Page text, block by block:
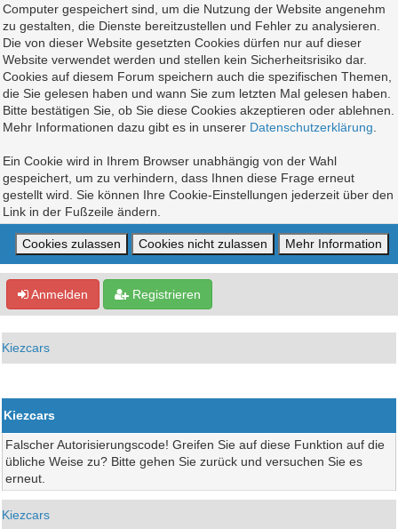
Computer gespeichert sind, um die Nutzung der Website angenehm
zu gestalten, die Dienste bereitzustellen und Fehler zu analysieren.
Die von dieser Website gesetzten Cookies dürfen nur auf dieser
Website verwendet werden und stellen kein Sicherheitsrisiko dar.
Cookies auf diesem Forum speichern auch die spezifischen Themen,
die Sie gelesen haben und wann Sie zum letzten Mal gelesen haben.
Bitte bestätigen Sie, ob Sie diese Cookies akzeptieren oder ablehnen.
Mehr Informationen dazu gibt es in unserer Datenschutzerklärung
Ein Cookie wird in Ihrem Browser unabhängig von der Wahl
gespeichert, um zu verhindern, dass Ihnen diese Frage erneut
gestellt wird. Sie können Ihre Cookie-Einstellungen jederzeit über den
Link in der Fußzeile ändern.
Anmelden Registrieren
Kiezcars
Kiezcars
Falscher Autorisierungscode! Greifen Sie auf diese Funktion auf die
übliche Weise zu? Bitte gehen Sie zurück und versuchen Sie es
erneut.
Kiezcars